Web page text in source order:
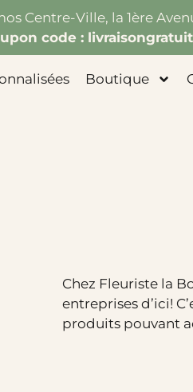
Centre-Ville, la 1ère
code :
Boutique
Chez Fleuriste la
entreprises d’ici!
produits pouvant